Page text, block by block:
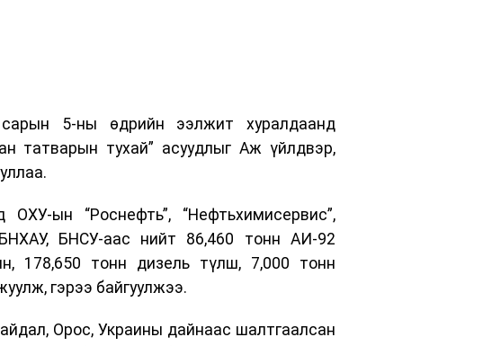
5-ны өдрийн ээлжит хуралдаанд
татварын тухай” асуудлыг Аж үйлдвэр,
ын “Роснефть”, “Нефтьхимисервис”,
БНСУ-аас нийт 86,460 тонн АИ-92
178,650 тонн дизель түлш, 7,000 тонн
гэрээ байгуулжээ.
Орос, Украины дайнаас шалтгаалсан